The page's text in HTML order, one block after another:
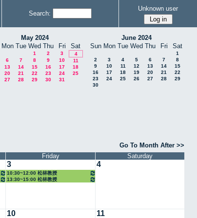
Search:
Unknown user
May 2024
Mon Tue Wed Thu Fri Sat
1 2 3
4
6 7 8 9 10
11
13 14 15 16 17
18
20 21 22 23 24
25
27 28 29 30 31
June 2024
Sun Mon Tue Wed Thu Fri Sat
1
2
3 4 5 6 7
8
9
10 11 12 13 14
15
16
17 18 19 20 21
22
23
24 25 26 27 28
29
30
Go To Month After >>
Friday Saturday
3
10:30~12:00 松林教授
13:30~15:00 松林教授
4
10 11